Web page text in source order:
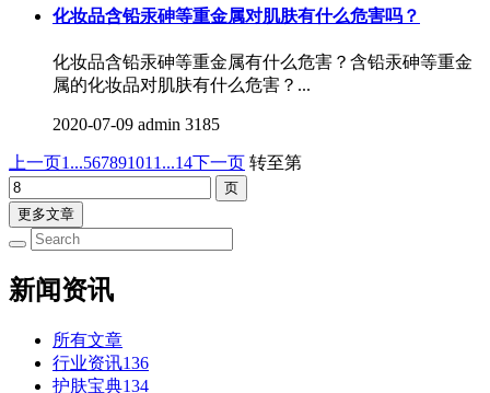
化妆品含铅汞砷等重金属对肌肤有什么危害吗？
化妆品含铅汞砷等重金属有什么危害？含铅汞砷等重金
属的化妆品对肌肤有什么危害？...
2020-07-09 admin 3185
上一页1...567891011 ...14下一页 转至第
更多文章
新闻资讯
所有文章
行业资讯136
护肤宝典134